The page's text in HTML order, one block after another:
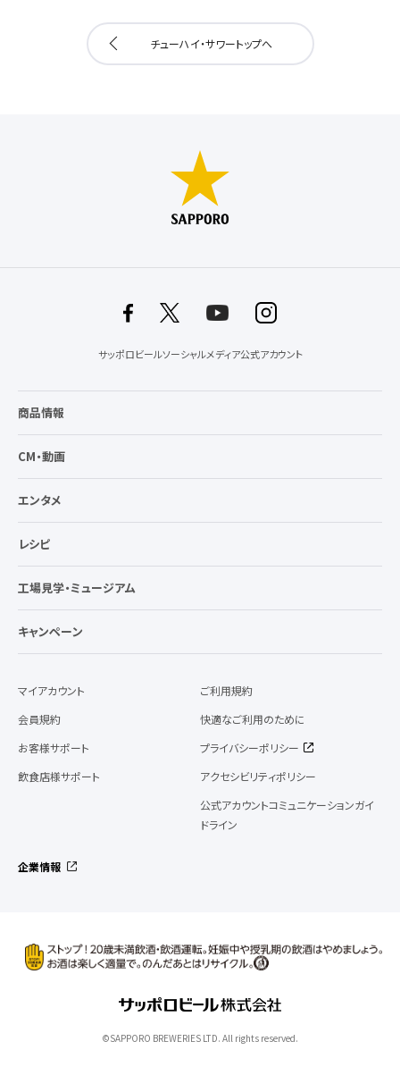
チューハイ・サワートップへ
サッポロビールソーシャルメディア公式アカウント
商品情報
CM・動画
エンタメ
レシピ
工場見学・ミュージアム
キャンペーン
マイアカウント
会員規約
お客様サポート
飲食店様サポート
ご利用規約
快適なご利用のために
プライバシーポリシー
アクセシビリティポリシー
公式アカウントコミュニケーションガイ
ドライン
企業情報
©SAPPORO BREWERIES LTD. All rights reserved.